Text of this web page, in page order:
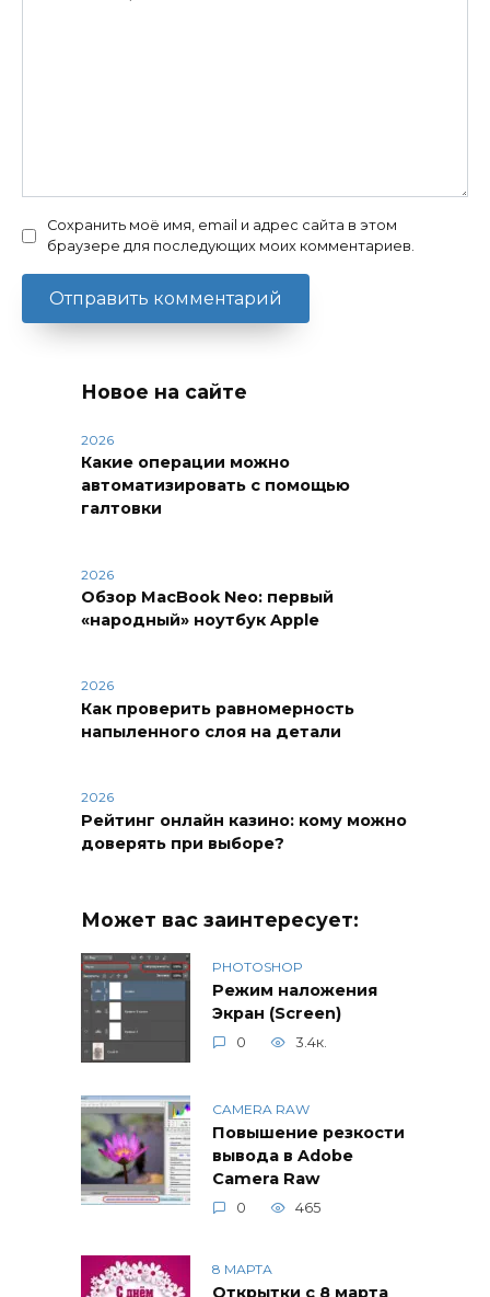
Сохранить моё имя, email и адрес сайта в этом
браузере для последующих моих комментариев.
Новое на сайте
2026
Какие операции можно
автоматизировать с помощью
галтовки
2026
Обзор MacBook Neo: первый
«народный» ноутбук Apple
2026
Как проверить равномерность
напыленного слоя на детали
2026
Рейтинг онлайн казино: кому можно
доверять при выборе?
Может вас заинтересует:
PHOTOSHOP
Режим наложения
Экран (Screen)
0 3.4к.
CAMERA RAW
Повышение резкости
вывода в Adobe
Camera Raw
0 465
8 МАРТА
Открытки с 8 марта